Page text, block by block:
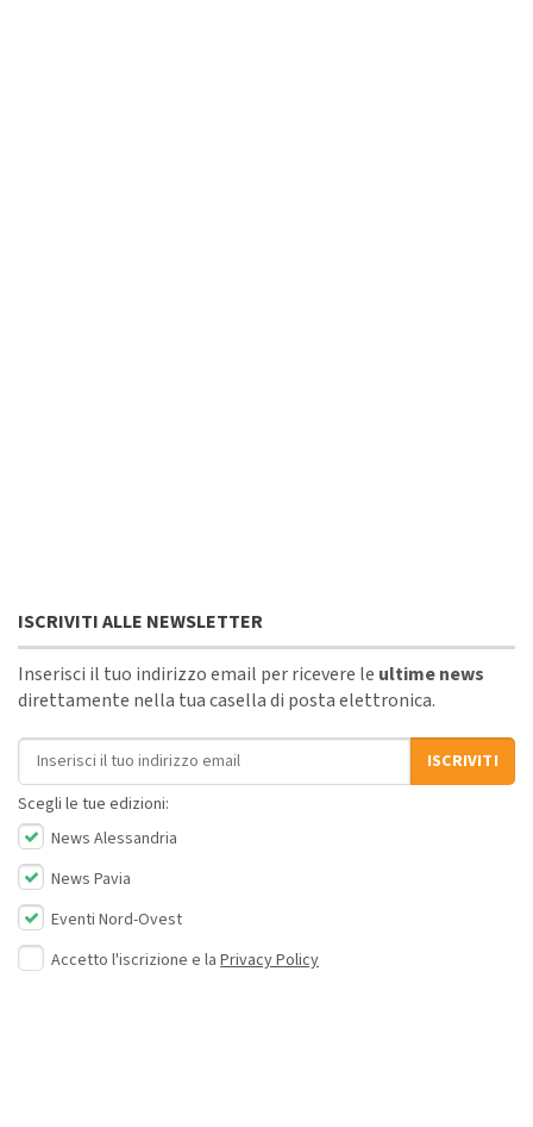
ISCRIVITI ALLE NEWSLETTER
Inserisci il tuo indirizzo email per ricevere le ultime news
direttamente nella tua casella di posta elettronica.
Indirizzo email
ISCRIVITI
Scegli le tue edizioni:
News Alessandria
News Pavia
Eventi Nord-Ovest
Accetto l'iscrizione e la Privacy Policy